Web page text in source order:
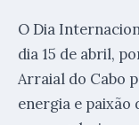
O Dia
dia 15 de abril,
Arraial do Cabo
energia e paixão